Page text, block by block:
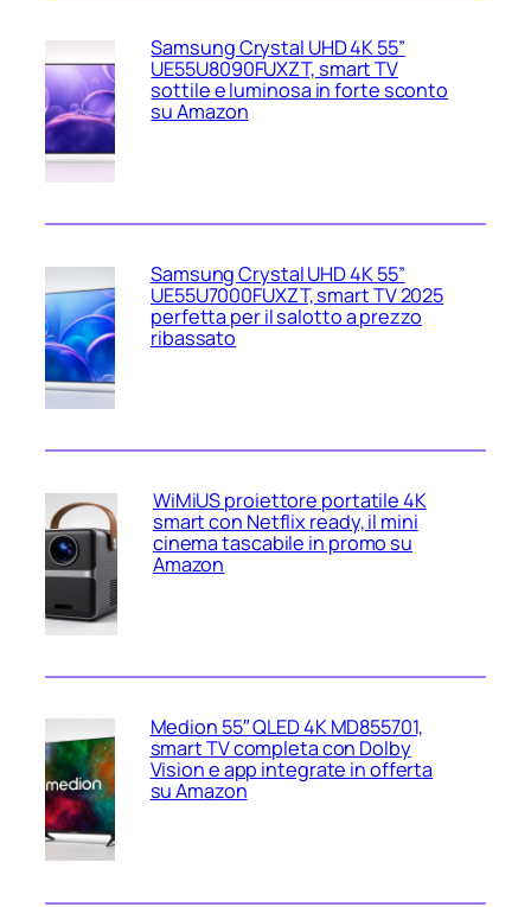
Samsung Crystal UHD 4K 55”
UE55U8090FUXZT, smart TV
sottile e luminosa in forte sconto
su Amazon
Samsung Crystal UHD 4K 55”
UE55U7000FUXZT, smart TV 2025
perfetta per il salotto a prezzo
ribassato
WiMiUS proiettore portatile 4K
smart con Netflix ready, il mini
cinema tascabile in promo su
Amazon
Medion 55″ QLED 4K MD855701,
smart TV completa con Dolby
Vision e app integrate in offerta
su Amazon